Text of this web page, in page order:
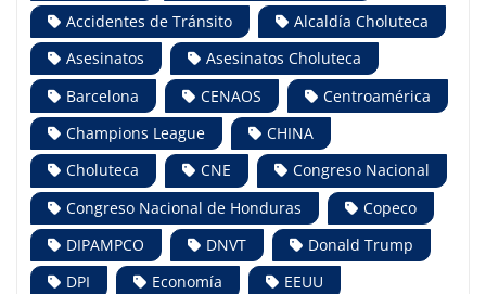
Accidentes de Tránsito
Alcaldía Choluteca
Asesinatos
Asesinatos Choluteca
Barcelona
CENAOS
Centroamérica
Champions League
CHINA
Choluteca
CNE
Congreso Nacional
Congreso Nacional de Honduras
Copeco
DIPAMPCO
DNVT
Donald Trump
DPI
Economía
EEUU